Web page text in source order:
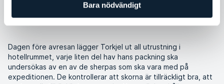
Bara nödvändigt
Dagen före avresan lägger Torkjel ut all utrustning i
hotellrummet, varje liten del hav hans packning ska
undersökas av en av de sherpas som ska vara med på
expeditionen. De kontrollerar att skorna är tillräckligt bra, att